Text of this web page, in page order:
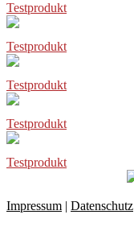
Testprodukt
Testprodukt
Testprodukt
Testprodukt
Testprodukt
Impressum | Datenschutz